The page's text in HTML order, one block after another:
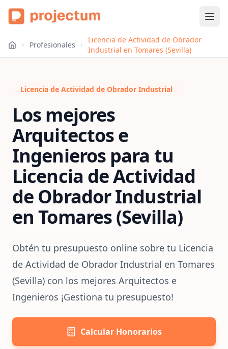
Profesionales
Licencia de Actividad de Obrador
Industrial en Tomares (Sevilla)
Licencia de Actividad de Obrador Industrial
Los mejores
Arquitectos e
Ingenieros para tu
Licencia de Actividad
de Obrador Industrial
enTomares (Sevilla)
Obtén tu presupuesto online sobre tu Licencia
de Actividad de Obrador Industrial en Tomares
(Sevilla) con los mejores Arquitectos e
Ingenieros ¡Gestiona tu presupuesto!
Calcular Honorarios